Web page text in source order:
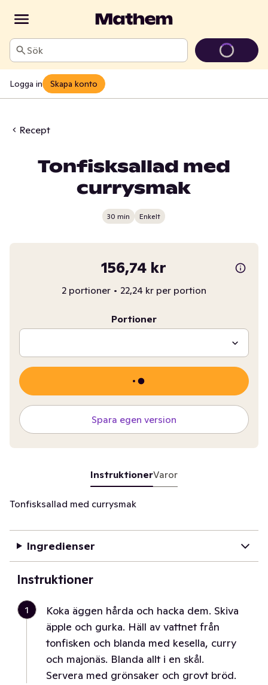
Sök
Logga in Skapa konto
Recept
Tonfisksallad med
currysmak
30 min Enkelt
156,74 kr
2 portioner • 22,24 kr per portion
Portioner
Spara egen version
InstruktionerVaror
Tonfisksallad med currysmak
Ingredienser
Instruktioner
1
Koka äggen hårda och hacka dem. Skiva
äpple och gurka. Häll av vattnet från
tonfisken och blanda med kesella, curry
och majonäs. Blanda allt i en skål.
Servera med grönsaker och grovt bröd.